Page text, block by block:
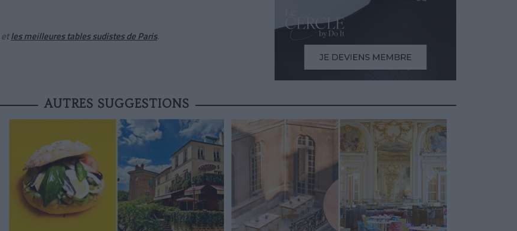
etles meilleures tables sudistes de Paris.
AUTRES SUGGESTIONS